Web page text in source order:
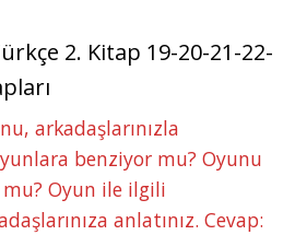
2. Kitap 19-20-21-22-
arkadaşlarınızla
benziyor mu? Oyunu
Oyun ile ilgili
anlatınız. Cevap: